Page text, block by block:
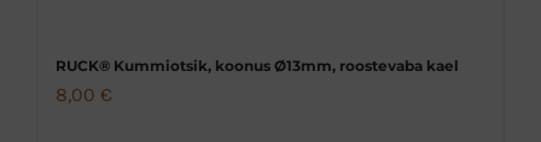
RUCK® Kummiotsik, koonus Ø13mm, roostevaba kael
8,00 €